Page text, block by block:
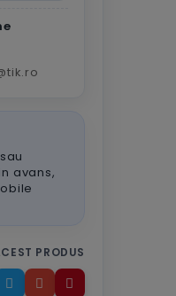
avans,
PRODUS